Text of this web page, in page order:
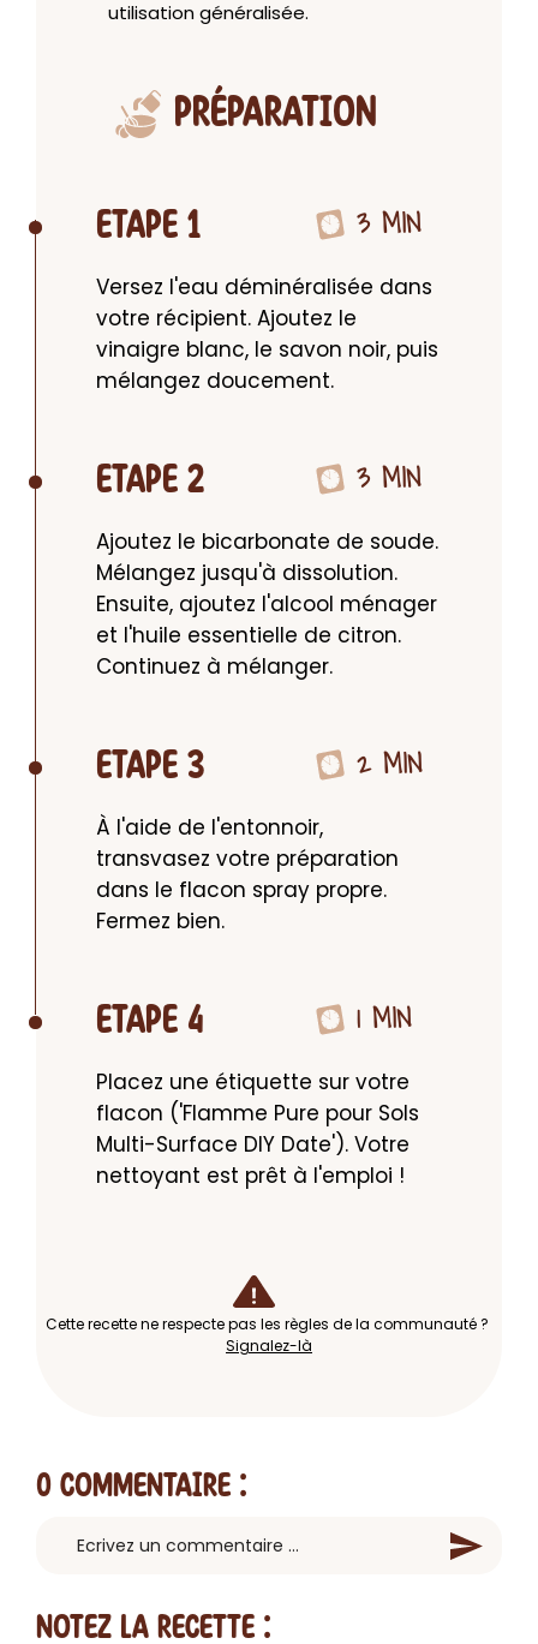
utilisation généralisée.
PRÉPARATION
ETAPE 1 3 MIN
Versez l'eau déminéralisée dans
votre récipient. Ajoutez le
vinaigre blanc, le savon noir, puis
mélangez doucement.
ETAPE 2 3 MIN
Ajoutez le bicarbonate de soude.
Mélangez jusqu'à dissolution.
Ensuite, ajoutez l'alcool ménager
et l'huile essentielle de citron.
Continuez à mélanger.
ETAPE 3 2 MIN
À l'aide de l'entonnoir,
transvasez votre préparation
dans le flacon spray propre.
Fermez bien.
ETAPE 4 1 MIN
Placez une étiquette sur votre
flacon ('Flamme Pure pour Sols
Multi-Surface DIY Date'). Votre
nettoyant est prêt à l'emploi !
Cette recette ne respecte pas les règles de la communauté ?
Signalez-là
0 Commentaire :
Notez la recette :